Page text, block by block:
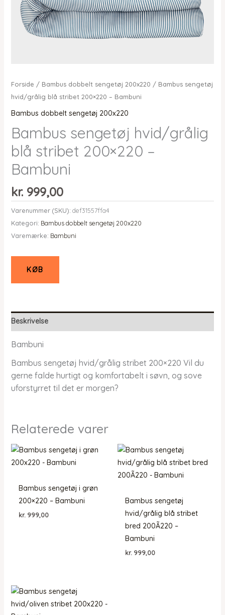
Forside / Bambus dobbelt sengetøj 200x220 / Bambus sengetøj
hvid/grålig blå stribet 200×220 – Bambuni
Bambus dobbelt sengetøj 200x220
Bambus sengetøj hvid/grålig
blå stribet 200×220 –
Bambuni
kr.999,00
Varenummer (SKU): def31557ffa4
Kategori: Bambus dobbelt sengetøj 200x220
Varemærke: Bambuni
KØB
Beskrivelse
Bambuni
Bambus sengetøj hvid/grålig stribet 200×220 Vil du
gerne falde hurtigt og komfortabelt i søvn, og sove
uforstyrret til det er morgen?
Relaterede varer
Bambus sengetøj i grøn
200×220 – Bambuni
kr.999,00
Bambus sengetøj
hvid/grålig blå stribet
bred 200Ã220 –
Bambuni
kr. 999,00